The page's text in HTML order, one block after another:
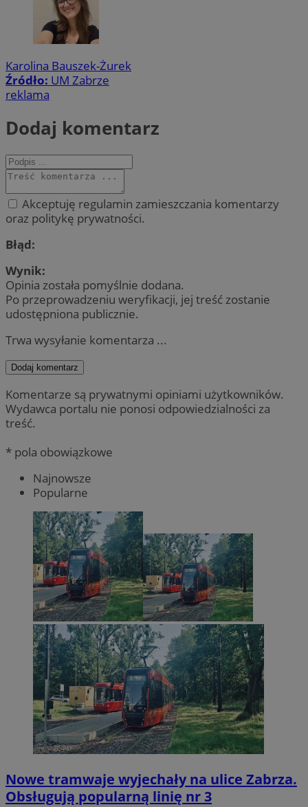
Karolina Bauszek-Żurek
Źródło: UM Zabrze
reklama
Dodaj komentarz
Akceptuję regulamin zamieszczania komentarzy
oraz politykę prywatności.
Błąd:
Wynik:
Opinia została pomyślnie dodana.
Po przeprowadzeniu weryfikacji, jej treść zostanie
udostępniona publicznie.
Trwa wysyłanie komentarza ...
Dodaj komentarz
Komentarze są prywatnymi opiniami użytkowników.
Wydawca portalu nie ponosi odpowiedzialności za
treść.
* pola obowiązkowe
Najnowsze
Popularne
Nowe tramwaje wyjechały na ulice Zabrza.
Obsługują popularną linię nr 3